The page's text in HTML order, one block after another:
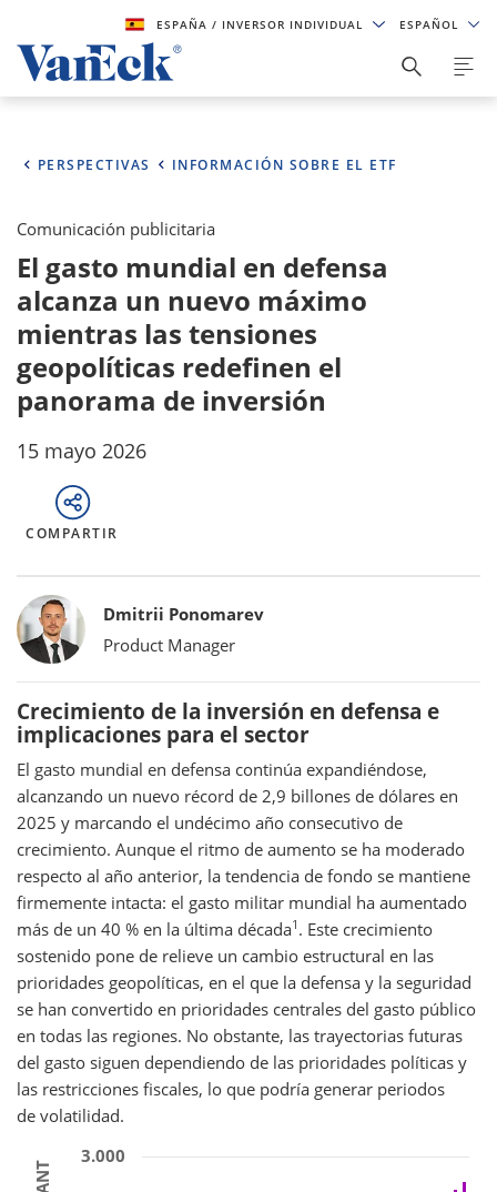
ESPAÑA/ INVERSOR INDIVIDUAL ESPAÑOL
PERSPECTIVAS INFORMACIÓN SOBRE EL ETF
Comunicación publicitaria
El gasto mundial en defensa
alcanza un nuevo máximo
mientras las tensiones
geopolíticas redefinen el
panorama de inversión
15 mayo 2026
COMPARTIR
Bylines
Dmitrii Ponomarev
Product Manager
Crecimiento de la inversión en defensa e
implicaciones para el sector
El gasto mundial en defensa continúa expandiéndose,
alcanzando un nuevo récord de 2,9 billones de dólares en
2025 y marcando el undécimo año consecutivo de
crecimiento. Aunque el ritmo de aumento se ha moderado
respecto al año anterior, la tendencia de fondo se mantiene
firmemente intacta: el gasto militar mundial ha aumentado
más de un 40 % en la última década1 . Este crecimiento
sostenido pone de relieve un cambio estructural en las
prioridades geopolíticas, en el que la defensa y la seguridad
se han convertido en prioridades centrales del gasto público
en todas las regiones. No obstante, las trayectorias futuras
del gasto siguen dependiendo de las prioridades políticas y
las restricciones fiscales, lo que podría generar periodos
de volatilidad.
3.000